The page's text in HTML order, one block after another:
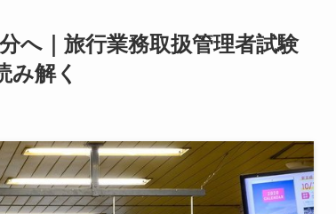
へ｜旅行業務取扱管理者試験
み解く